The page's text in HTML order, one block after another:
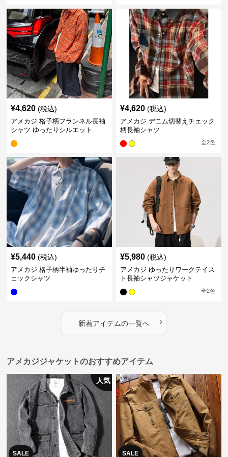
¥4,620 (税込)
アメカジ 格子柄フランネル長袖
シャツ ゆったりシルエット
¥4,620 (税込)
アメカジ デニム切替えチェック
柄長袖シャツ
全2色
¥5,440 (税込)
アメカジ 格子柄半袖ゆったりチ
ェックシャツ
¥5,980 (税込)
アメカジ ゆったりワークテイス
ト長袖シャツジャケット
全2色
新着アイテムの一覧へ ›
アメカジジャケットのおすすめアイテム
SALE
人気
SALE